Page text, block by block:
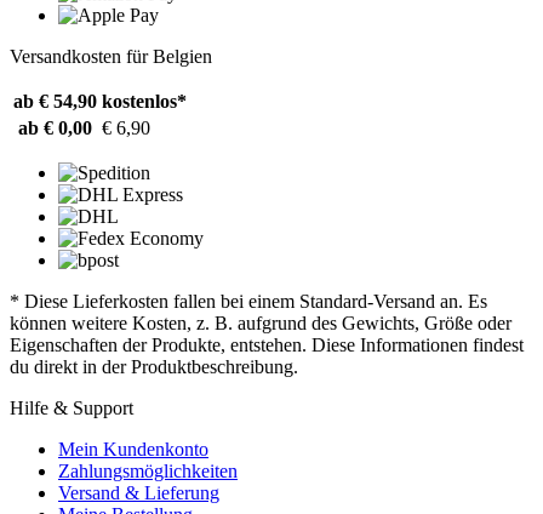
Versandkosten für Belgien
ab € 54,90 kostenlos*
ab € 0,00 € 6,90
* Diese Lieferkosten fallen bei einem Standard-Versand an. Es
können weitere Kosten, z. B. aufgrund des Gewichts, Größe oder
Eigenschaften der Produkte, entstehen. Diese Informationen findest
du direkt in der Produktbeschreibung.
Hilfe & Support
Mein Kundenkonto
Zahlungsmöglichkeiten
Versand & Lieferung